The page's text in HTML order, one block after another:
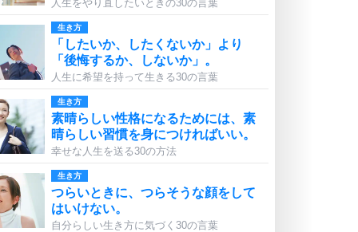
人生をやり直したいときの30の言葉
生き方
「したいか、したくないか」より
「後悔するか、しないか」。
人生に希望を持って生きる30の言葉
生き方
素晴らしい性格になるためには、素
晴らしい習慣を身につければいい。
幸せな人生を送る30の方法
生き方
つらいときに、つらそうな顔をして
はいけない。
自分らしい生き方に気づく30の言葉